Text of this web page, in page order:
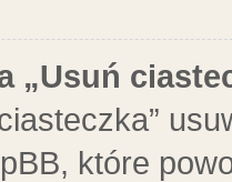
„Usuń
które